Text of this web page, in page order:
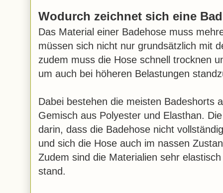
Wodurch zeichnet sich eine
Das Material einer Badehose muss
müssen sich nicht nur grundsätzlich mit
zudem muss die Hose schnell trocknen
um auch bei höheren Belastungen
Dabei bestehen die meisten Badeshorts
Gemisch aus Polyester und Elasthan.
darin, dass die Badehose nicht
und sich die Hose auch im nassen
Zudem sind die Materialien sehr
stand.